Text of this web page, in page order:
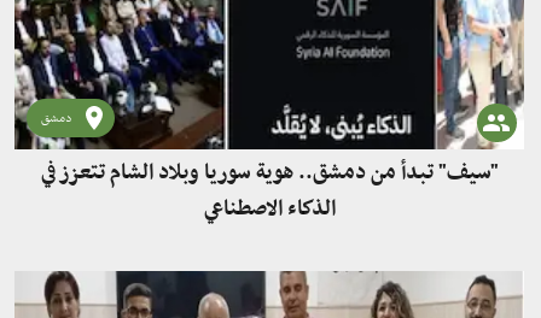
دمشق
"سيف" تبدأ من دمشق.. هوية سوريا وبلاد الشام تتعزز في
الذكاء الاصطناعي